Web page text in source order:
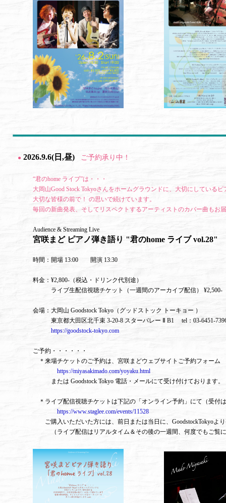
● 2026.9.6(日,昼) ご予約承り中！
“君のhome ライブ”は・・・
大岡山Good Stock Tokyoさんをホームグラウンドに、大切にしている
大切な皆様の前で！ の思いで続けています。
毎回の新曲発表、そしてリスペクトするアーティストのカバー曲もお
Audience & Streaming Live
宮咲まど ピアノ弾き語り "君のhome ライブ vol.28"
時間：開場 13:00 開演 13:30
料金：¥2,800-（税込・ドリンク代別途）
ライブ生配信視聴チケット（一週間のアーカイブ配信） ¥2,500-
会場：大岡山 Goodstock Tokyo（グッドストック トーキョー ）
東京都大田区北千束 3-20-8 スターバレー Ⅱ B1 tel：03-6451-
https://goodstock-tokyo.com
ご予約・・・・・・
＊来場チケットのご予約は、宮咲まどウェブサイトご予約フォーム
https://miyasakimado.com/yoyaku.html
または Goodstock Tokyo 電話・メールにて受け付けております。
＊ライブ配信視聴チケットは下記の「オンライン予約」にて（受付
https://www.staglee.com/events/11528
ご購入いただいた方には、前日または当日に、GoodstockTokyoよ
（ライブ配信はリアルタイム＆その後の一週間、何度でもご覧